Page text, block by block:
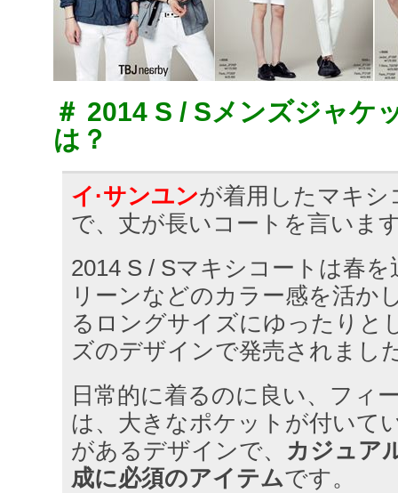
＃ 2014 S / Sメンズジャケ
は？
イ·サンユンが着用したマキ
で、丈が長いコートを言いま
2014 S / Sマキシコートは春
リーンなどのカラー感を活か
るロングサイズにゆったりと
ズのデザインで発売されまし
日常的に着るのに良い、フィ
は、大きなポケットが付いて
があるデザインで、 カジュア
成に必須のアイテムです。